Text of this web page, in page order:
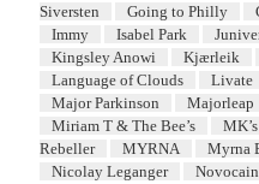
Siversten
Going to Philly
Immy
Isabel Park
Kingsley Anowi
Kjærleik
Language of Clouds
Livate
Major Parkinson
Majorleap
Miriam T & The Bee’s
Rebeller
MYRNA Myrna
Nicolay Leganger